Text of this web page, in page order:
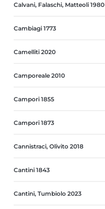
Calvani, Falaschi, Matteoli 1980
Cambiagi 1773
Camelliti 2020
Camporeale 2010
Campori 1855
Campori 1873
Cannistraci, Olivito 2018
Cantini 1843
Cantini, Tumbiolo 2023